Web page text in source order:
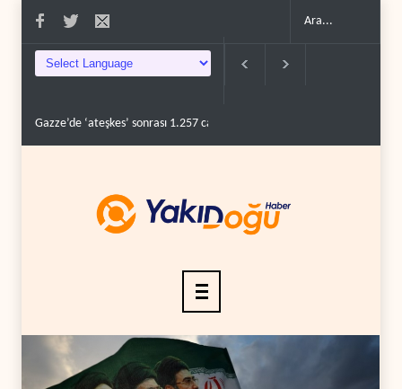
‘ateşkes’ sonrası 1.257 can kaybı.. ABD’nin onlarca savaş uçağı da